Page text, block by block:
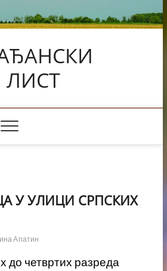
ЛИСТ
У УЛИЦИ СРПСКИХ
Апатин
до четвртих разреда